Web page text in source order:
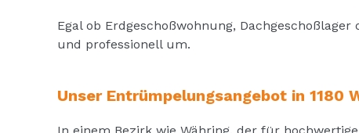
Egal ob Erdgeschoßwohnung,
und professionell um.
Unser Entrümpelungsangebot in